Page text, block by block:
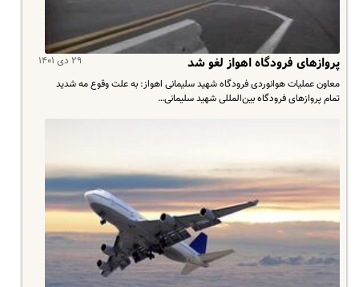
۲۹ دی ۱۴۰۱ پرواز‌های فرودگاه اهواز لغو شد
معاون عملیات هوانوردی فرودگاه شهید سلیمانی اهواز: به علت وقوع مه شدید
تمام پرواز‌های فرودگاه بین‌المللی شهید سلیمانی…